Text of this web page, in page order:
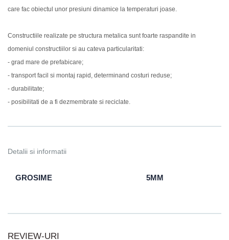
care fac obiectul unor presiuni dinamice la temperaturi joase.
Constructiile realizate pe structura metalica sunt foarte raspandite in
domeniul constructiilor si au cateva particularitati:
- grad mare de prefabicare;
- transport facil si montaj rapid, determinand costuri reduse;
- durabilitate;
- posibilitati de a fi dezmembrate si reciclate.
Detalii si informatii
GROSIME 5MM
REVIEW-URI